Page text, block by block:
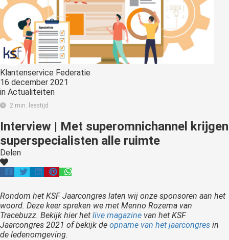
Klantenservice Federatie
16 december 2021
in Actualiteiten
2 min. leestijd
Interview | Met superomnichannel krijgen
superspecialisten alle ruimte
Delen
Rondom het KSF Jaarcongres laten wij onze sponsoren aan het
woord. Deze keer spreken we met Menno Rozema van
Tracebuzz. Bekijk hier het live magazine van het KSF
Jaarcongres 2021 of bekijk de opname van het jaarcongres in
de ledenomgeving.
worden
om
te
over
van
op
gebruikt
de
Hierdoor
website-